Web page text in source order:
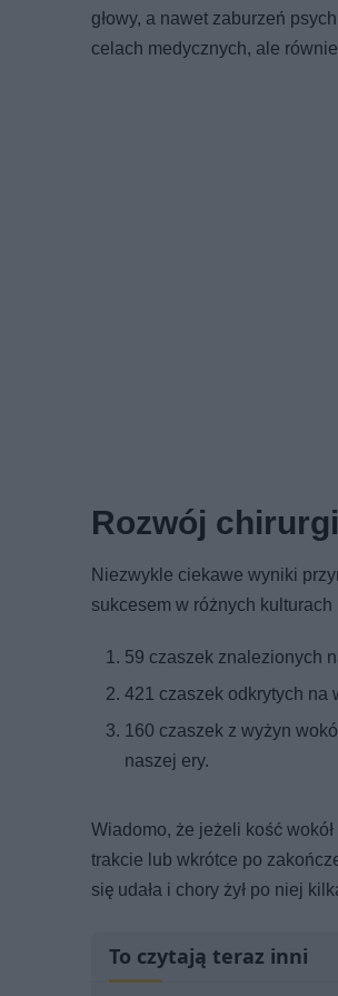
głowy, a nawet zaburzeń
celach medycznych, ale
Rozwój
Niezwykle ciekawe wyniki
sukcesem w różnych
59 czaszek znalezionych
421 czaszek odkrytych na
160 czaszek z wyżyn
naszej ery.
Wiadomo, że jeżeli kość
trakcie lub wkrótce po
się udała i chory żył po niej
To czytają teraz inni